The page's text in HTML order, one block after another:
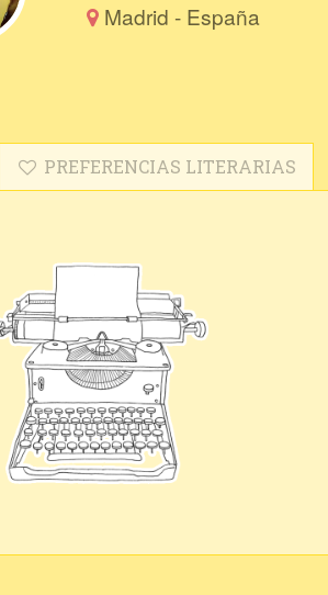
Madrid - España
PREFERENCIAS LITERARIAS